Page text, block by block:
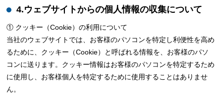
4.ウェブサイトからの個人情報の収集について
① クッキー（Cookie）の利用について
当社のウェブサイトでは、お客様のパソコンを特定し利便性を高め
るために、クッキー（Cookie）と呼ばれる情報を、お客様のパソ
コンに送ります。クッキー情報はお客様のパソコンを特定するため
に使用し、お客様個人を特定するために使用することはありませ
ん。